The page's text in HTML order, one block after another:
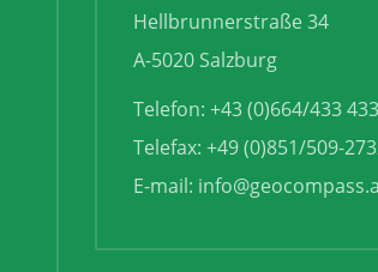
Hellbrunnerstraße 34
A-5020 Salzburg
Telefon: +43 (0)664/433
Telefax: +49 (0)851/509-
E-mail: